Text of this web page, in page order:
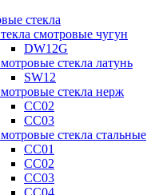
стекла
смотровые чугун
DW12G
стекла латунь
SW12
стекла нерж
СС02
СС03
стекла стальные
СС01
СС02
СС03
СС04